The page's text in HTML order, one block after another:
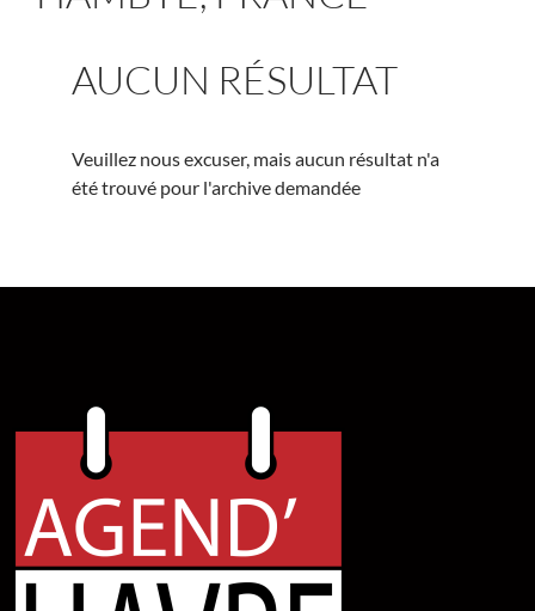
AUCUN RÉSULTAT
Veuillez nous excuser, mais aucun résultat n'a
été trouvé pour l'archive demandée